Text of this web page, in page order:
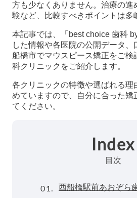
方も少なくありません。治療の進
験など、比較すべきポイントは多
本記事では、「best choice 歯科
した情報や各医院の公開データ、
船橋市でマウスピース矯正をご検
科クリニックをご紹介します。
各クリニックの特徴や選ばれる理
めていますので、自分に合った矯
てください。
Index
目次
01. 西船橋駅前あおぞら